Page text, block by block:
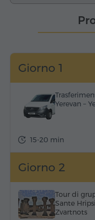
Giorno 1
Yerevan –
15-20 min
Giorno 2
Tour di
Sante
Zvartnots